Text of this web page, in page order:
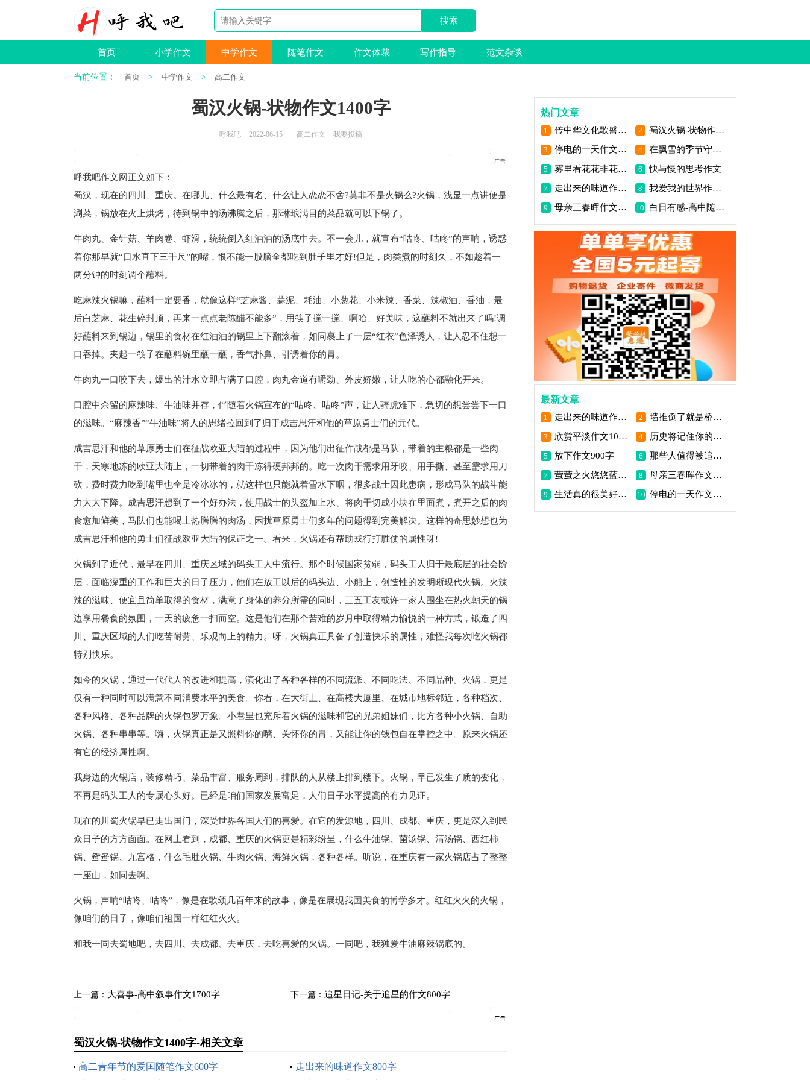
首页 小学作文 中学作文 随笔作文 作文体裁 写作指导 范文杂谈
当前位置： 首页 > 中学作文 > 高二作文
蜀汉火锅-状物作文1400字
呼我吧 2022-06-15 高二作文 我要投稿
呼我吧作文网 正文如下 ：
蜀汉，现在的四川、重庆。在哪儿、什么最有名、什么让人恋恋不舍?莫非不是火锅么?火锅，浅显一点讲便是
涮菜，锅放在火上烘烤，待到锅中的汤沸腾之后，那琳琅满目的菜品就可以下锅了。
牛肉丸、金针菇、羊肉卷、虾滑，统统倒入红油油的汤底中去。不一会儿，就宣布“咕咚、咕咚”的声响，诱惑
着你那早就“口水直下三千尺”的嘴，恨不能一股脑全都吃到肚子里才好!但是，肉类煮的时刻久，不如趁着一
两分钟的时刻调个蘸料。
吃麻辣火锅嘛，蘸料一定要香，就像这样“芝麻酱、蒜泥、耗油、小葱花、小米辣、香菜、辣椒油、香油，最
后白芝麻、花生碎封顶，再来一点点老陈醋不能多”，用筷子搅一搅、啊哈、好美味，这蘸料不就出来了吗!调
好蘸料来到锅边，锅里的食材在红油油的锅里上下翻滚着，如同裹上了一层“红衣”色泽诱人，让人忍不住想一
口吞掉。夹起一筷子在蘸料碗里蘸一蘸，香气扑鼻、引诱着你的胃。
牛肉丸一口咬下去，爆出的汁水立即占满了口腔，肉丸金道有嚼劲、外皮娇嫩，让人吃的心都融化开来。
口腔中余留的麻辣味、牛油味并存，伴随着火锅宣布的“咕咚、咕咚”声，让人骑虎难下，急切的想尝尝下一口
的滋味。“麻辣香”“牛油味”将人的思绪拉回到了归于成吉思汗和他的草原勇士们的元代。
成吉思汗和他的草原勇士们在征战欧亚大陆的过程中，因为他们出征作战都是马队，带着的主粮都是一些肉
干，天寒地冻的欧亚大陆上，一切带着的肉干冻得硬邦邦的。吃一次肉干需求用牙咬、用手撕、甚至需求用刀
砍，费时费力吃到嘴里也全是冷冰冰的，就这样也只能就着雪水下咽，很多战士因此患病，形成马队的战斗能
力大大下降。成吉思汗想到了一个好办法，使用战士的头盔加上水、将肉干切成小块在里面煮，煮开之后的肉
食愈加鲜美，马队们也能喝上热腾腾的肉汤，困扰草原勇士们多年的问题得到完美解决。这样的奇思妙想也为
成吉思汗和他的勇士们征战欧亚大陆的保证之一。看来，火锅还有帮助戎行打胜仗的属性呀!
火锅到了近代，最早在四川、重庆区域的码头工人中流行。那个时候国家贫弱，码头工人归于最底层的社会阶
层，面临深重的工作和巨大的日子压力，他们在放工以后的码头边、小船上，创造性的发明晰现代火锅。火辣
辣的滋味、便宜且简单取得的食材，满意了身体的养分所需的同时，三五工友或许一家人围坐在热火朝天的锅
边享用餐食的氛围，一天的疲惫一扫而空。这是他们在那个苦难的岁月中取得精力愉悦的一种方式，锻造了四
川、重庆区域的人们吃苦耐劳、乐观向上的精力。呀，火锅真正具备了创造快乐的属性，难怪我每次吃火锅都
特别快乐。
如今的火锅，通过一代代人的改进和提高，演化出了各种各样的不同流派、不同吃法、不同品种。火锅，更是
仅有一种同时可以满意不同消费水平的美食。你看，在大街上、在高楼大厦里、在城市地标邻近，各种档次、
各种风格、各种品牌的火锅包罗万象。小巷里也充斥着火锅的滋味和它的兄弟姐妹们，比方各种小火锅、自助
火锅、各种串串等。嗨，火锅真正是又照料你的嘴、关怀你的胃，又能让你的钱包自在掌控之中。原来火锅还
有它的经济属性啊。
我身边的火锅店，装修精巧、菜品丰富、服务周到，排队的人从楼上排到楼下。火锅，早已发生了质的变化，
不再是码头工人的专属心头好。已经是咱们国家发展富足，人们日子水平提高的有力见证。
现在的川蜀火锅早已走出国门，深受世界各国人们的喜爱。在它的发源地，四川、成都、重庆，更是深入到民
众日子的方方面面。在网上看到，成都、重庆的火锅更是精彩纷呈，什么牛油锅、菌汤锅、清汤锅、西红柿
锅、鸳鸯锅、九宫格，什么毛肚火锅、牛肉火锅、海鲜火锅，各种各样。听说，在重庆有一家火锅店占了整整
一座山，如同去啊。
火锅，声响“咕咚、咕咚”，像是在歌颂几百年来的故事，像是在展现我国美食的博学多才。红红火火的火锅，
像咱们的日子，像咱们祖国一样红红火火。
和我一同去蜀地吧，去四川、去成都、去重庆，去吃喜爱的火锅。一同吧，我独爱牛油麻辣锅底的。
上一篇： 大喜事-高中叙事作文1700字 下一篇： 追星日记-关于追星的作文800字
蜀汉火锅-状物作文1400字-相关文章
高二青年节的爱国随笔作文600字
走出来的味道作文800字
热门文章
1 传中华文化歌盛世中华作文 2 蜀汉火锅-状物作文1400字
3 停电的一天作文900字 4 在飘雪的季节守候花开作文600字
5 雾里看花花非花作文800字 6 快与慢的思考作文
7 走出来的味道作文800字 8 我爱我的世界作文700字
9 母亲三春晖作文800字 10 白日有感-高中随笔1200字
最新文章
1 走出来的味道作文800字 2 墙推倒了就是桥作文
3 欣赏平淡作文1000字 4 历史将记住你的美作文800字
5 放下作文900字 6 那些人值得被追捧作文800字
7 萤萤之火悠悠蓝天作文 8 母亲三春晖作文800字
9 生活真的很美好作文800字 10 停电的一天作文900字